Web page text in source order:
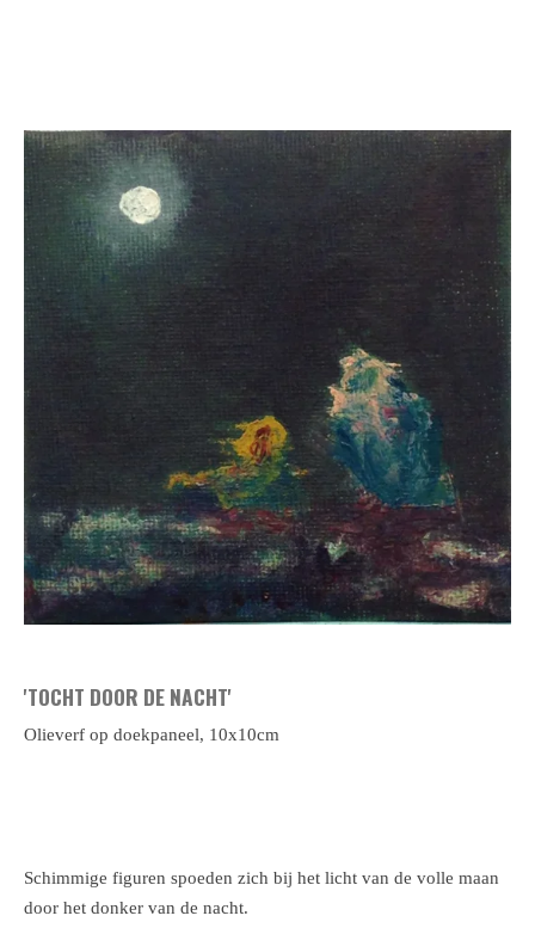
'TOCHT DOOR DE NACHT'
Olieverf op doekpaneel, 10x10cm
Schimmige figuren spoeden zich bij het licht van de volle maan
door het donker van de nacht.